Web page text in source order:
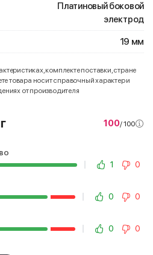
Платиновый боковой
электрод
19 мм
комплекте поставки, стране
товара носит справочный характер и
от производителя
100/ 100
1
0
0
0
0
0